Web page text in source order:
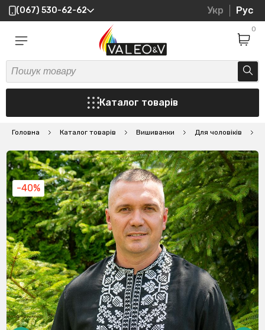
(067) 530-62-62 Укр Рус
0
Каталог товарів
Головна Каталог товарів Вишиванки Для чоловіків
-40%